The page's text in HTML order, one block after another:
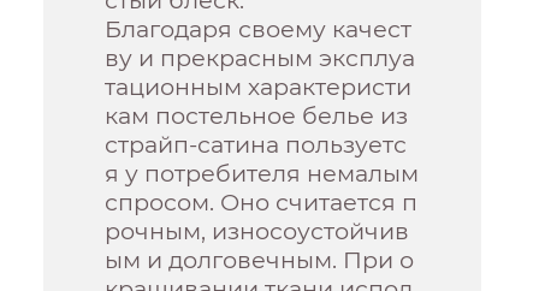
Благодаря своему качест
ву и прекрасным эксплуа
тационным характеристи
кам постельное белье из
страйп-сатина пользуетс
я у потребителя немалым
спросом. Оно считается п
рочным, износоустойчив
ым и долговечным. При о